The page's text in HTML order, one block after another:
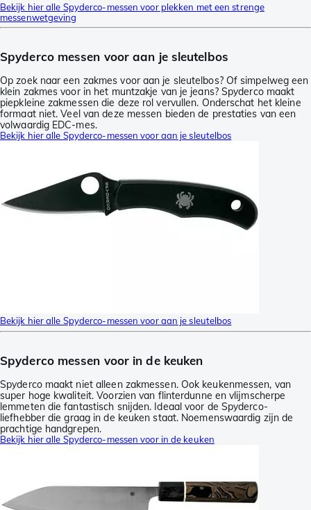
Bekijk hier alle Spyderco-messen voor plekken met een strenge
messenwetgeving
Spyderco messen voor aan je sleutelbos
Op zoek naar een zakmes voor aan je sleutelbos? Of simpelweg een
klein zakmes voor in het muntzakje van je jeans? Spyderco maakt
piepkleine zakmessen die deze rol vervullen. Onderschat het kleine
formaat niet. Veel van deze messen bieden de prestaties van een
volwaardig EDC-mes.
Bekijk hier alle Spyderco-messen voor aan je sleutelbos
Bekijk hier alle Spyderco-messen voor aan je sleutelbos
Spyderco messen voor in de keuken
Spyderco maakt niet alleen zakmessen. Ook keukenmessen, van
super hoge kwaliteit. Voorzien van flinterdunne en vlijmscherpe
lemmeten die fantastisch snijden. Ideaal voor de Spyderco-
liefhebber die graag in de keuken staat. Noemenswaardig zijn de
prachtige handgrepen.
Bekijk hier alle Spyderco-messen voor in de keuken